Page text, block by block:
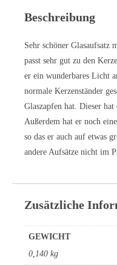
Beschreibung
Sehr schöner Glasaufsatz
passt sehr gut zu den
er ein wunderbares Licht
normale Kerzenständer
Glaszapfen hat. Dieser
Außerdem hat er noch
so das er auch auf etwas
andere Aufsätze nicht im
Zusätzliche
GEWICHT
0,140 kg